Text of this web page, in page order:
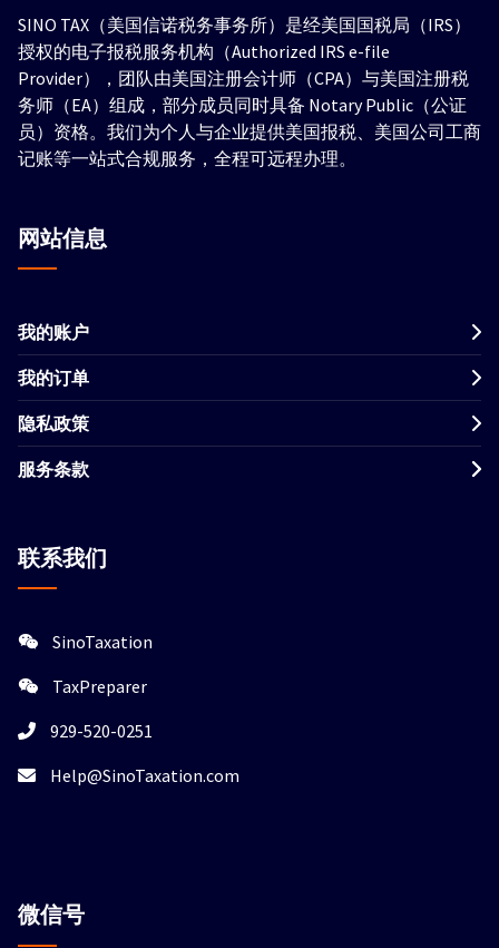
SINO TAX（美国信诺税务事务所）是经美国国税局（IRS）
授权的电子报税服务机构（Authorized IRS e-file
Provider），团队由美国注册会计师（CPA）与美国注册税
务师（EA）组成，部分成员同时具备 Notary Public（公证
员）资格。我们为个人与企业提供美国报税、美国公司工商
记账等一站式合规服务，全程可远程办理。
网站信息
我的账户
我的订单
隐私政策
服务条款
联系我们
SinoTaxation
TaxPreparer
929-520-0251
Help@SinoTaxation.com
微信号